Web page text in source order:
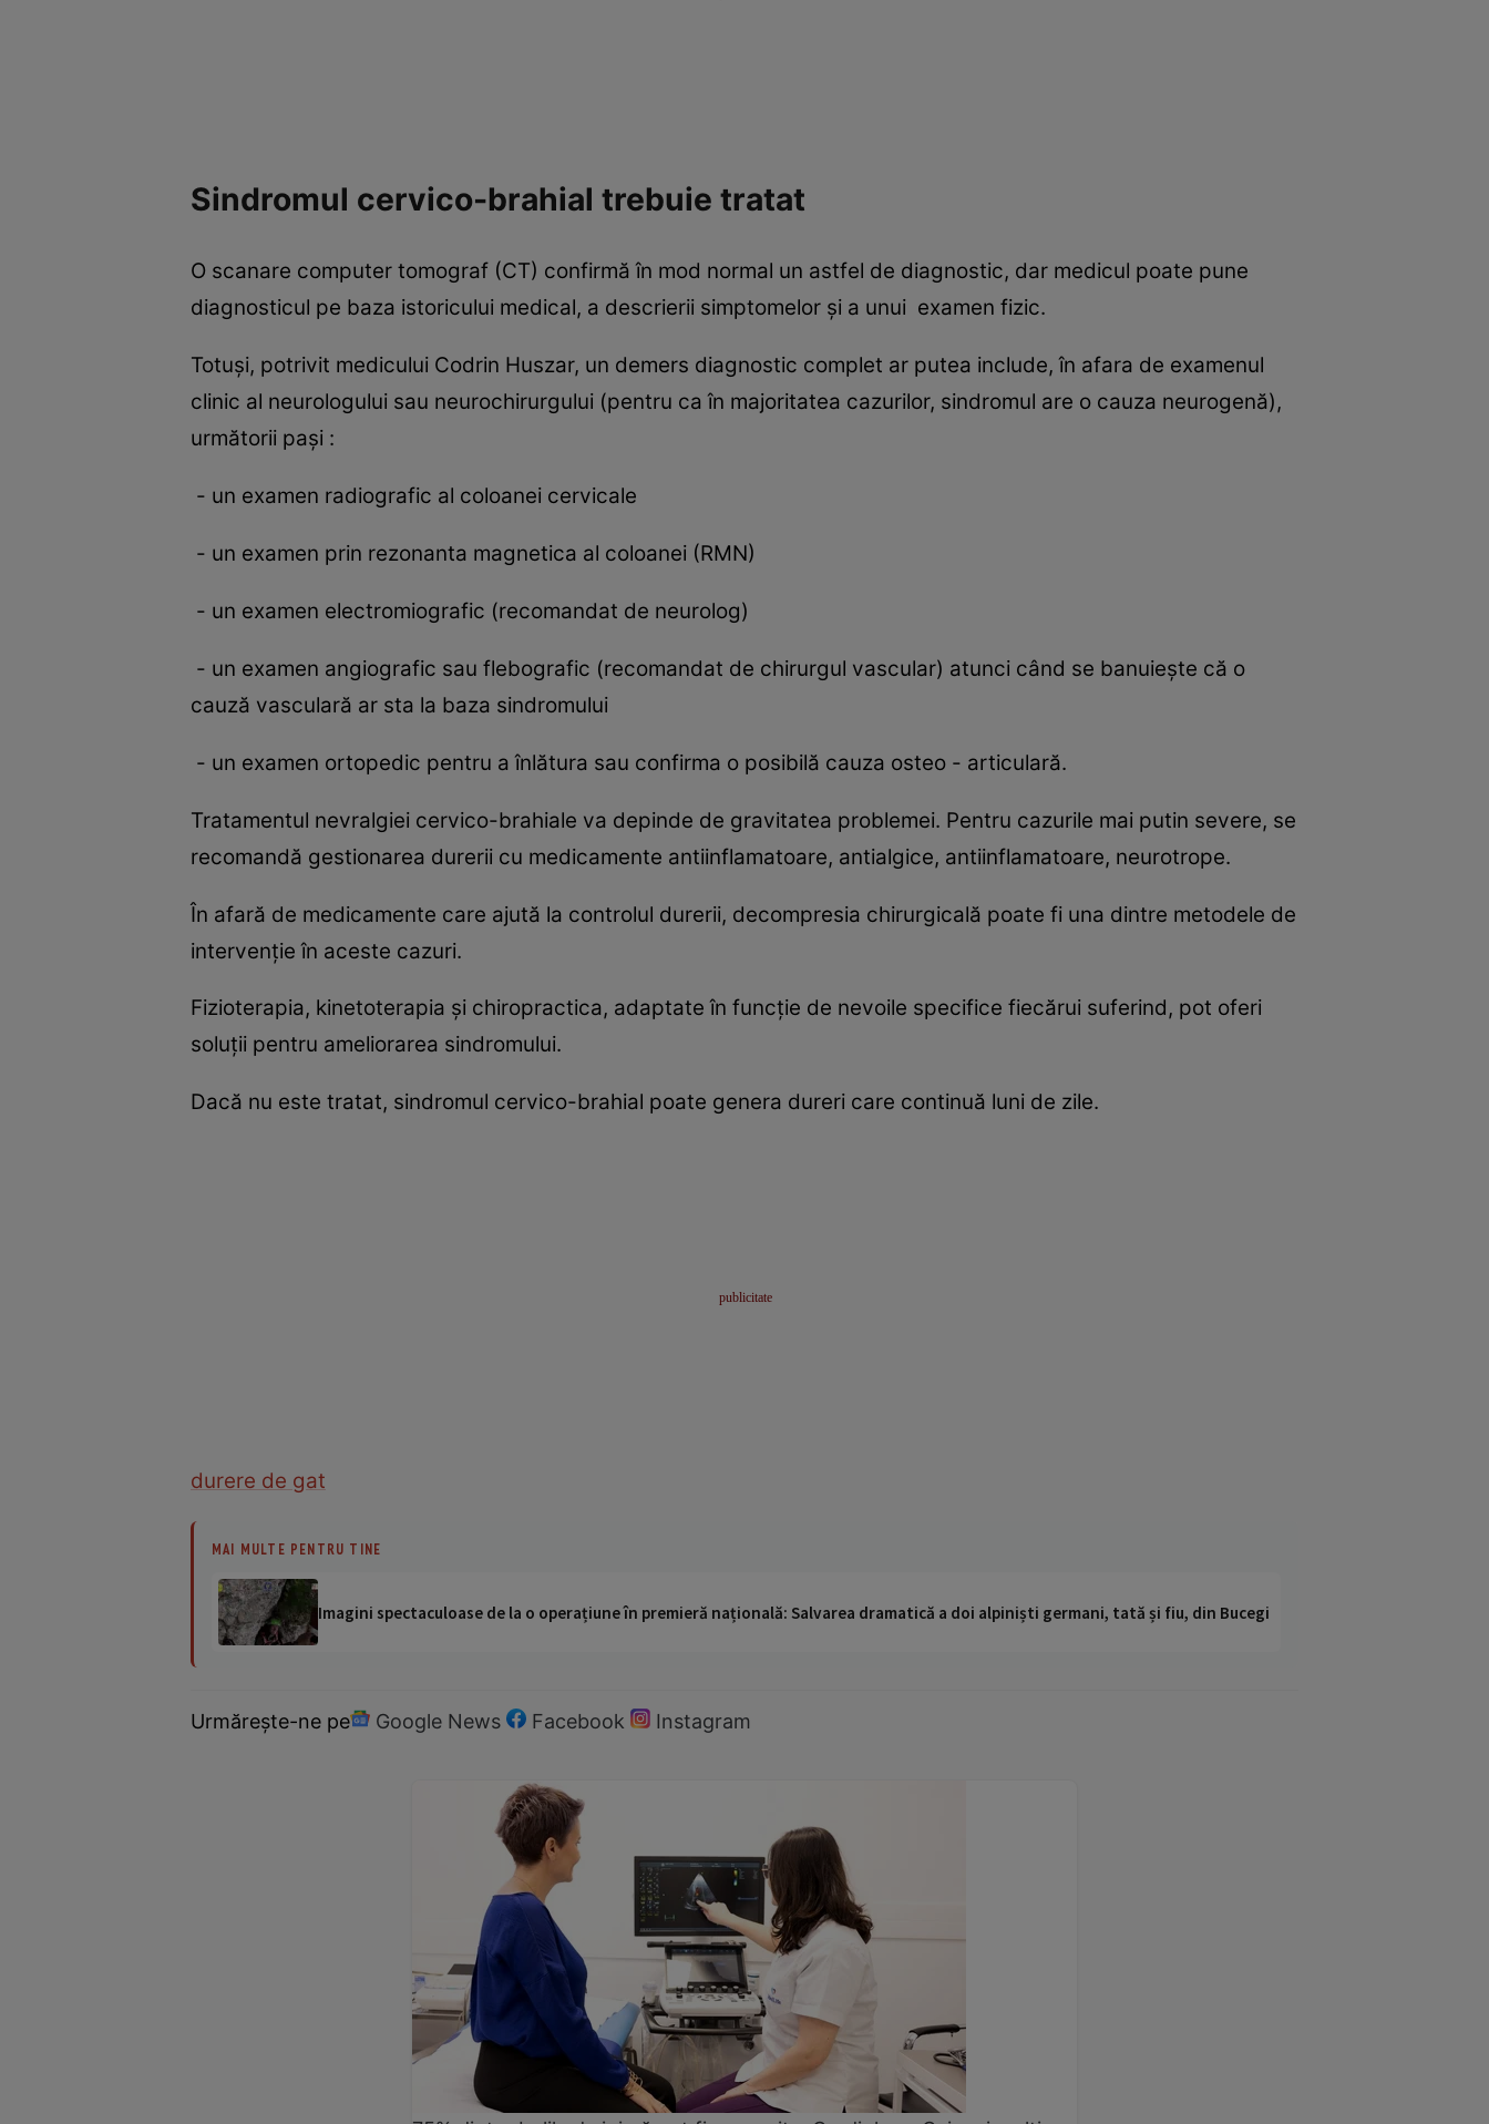
Sindromul cervico-brahial trebuie tratat
O scanare computer tomograf (CT) confirmă în mod normal un astfel de diagnostic, dar medicul poate pune
diagnosticul pe baza istoricului medical, a descrierii simptomelor şi a unui examen fizic.
Totuşi, potrivit medicului Codrin Huszar, un demers diagnostic complet ar putea include, în afara de examenul
clinic al neurologului sau neurochirurgului (pentru ca în majoritatea cazurilor, sindromul are o cauza neurogenă),
următorii paşi :
- un examen radiografic al coloanei cervicale
- un examen prin rezonanta magnetica al coloanei (RMN)
- un examen electromiografic (recomandat de neurolog)
- un examen angiografic sau flebografic (recomandat de chirurgul vascular) atunci când se banuieşte că o
cauză vasculară ar sta la baza sindromului
- un examen ortopedic pentru a înlătura sau confirma o posibilă cauza osteo - articulară.
Tratamentul nevralgiei cervico-brahiale va depinde de gravitatea problemei. Pentru cazurile mai putin severe, se
recomandă gestionarea durerii cu medicamente antiinflamatoare, antialgice, antiinflamatoare, neurotrope.
În afară de medicamente care ajută la controlul durerii, decompresia chirurgicală poate fi una dintre metodele de
intervenţie în aceste cazuri.
Fizioterapia, kinetoterapia şi chiropractica, adaptate în funcţie de nevoile specifice fiecărui suferind, pot oferi
soluţii pentru ameliorarea sindromului.
Dacă nu este tratat, sindromul cervico-brahial poate genera dureri care continuă luni de zile.
durere de gat
MAI MULTE PENTRU TINE
Imagini spectaculoase de la o operațiune în premieră națională: Salvarea dramatică a doi alpiniști germani, tată și fiu, din Bucegi
Urmărește-ne pe Google News Facebook Instagram